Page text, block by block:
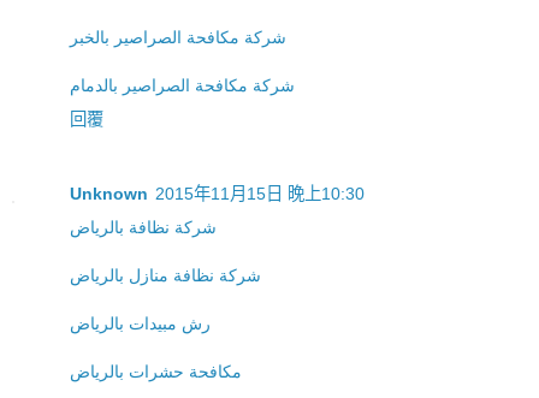
شركة مكافحة الصراصير بالخبر
شركة مكافحة الصراصير بالدمام
回覆
Unknown 2015年11月15日 晚上10:30
شركة نظافة بالرياض
شركة نظافة منازل بالرياض
رش مبيدات بالرياض
مكافحة حشرات بالرياض